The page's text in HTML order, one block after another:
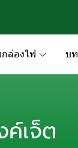
ล่องไฟ บ
เจ็ต